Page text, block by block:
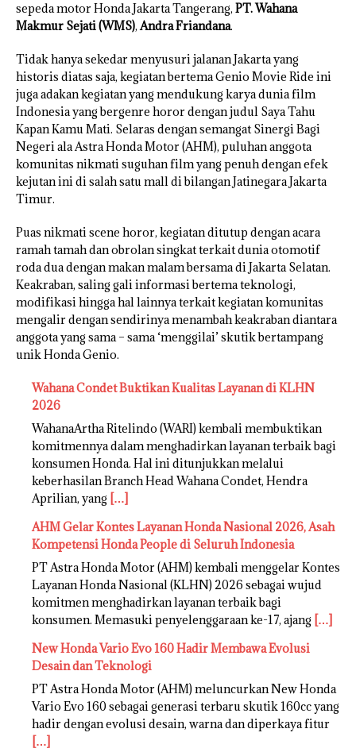
sepeda motor Honda Jakarta Tangerang, PT. Wahana
Makmur Sejati (WMS),Andra Friandana.
Tidak hanya sekedar menyusuri jalanan Jakarta yang
historis diatas saja, kegiatan bertema Genio Movie Ride ini
juga adakan kegiatan yang mendukung karya dunia film
Indonesia yang bergenre horor dengan judul Saya Tahu
Kapan Kamu Mati. Selaras dengan semangat Sinergi Bagi
Negeri ala Astra Honda Motor (AHM), puluhan anggota
komunitas nikmati suguhan film yang penuh dengan efek
kejutan ini di salah satu mall di bilangan Jatinegara Jakarta
Timur.
Puas nikmati scene horor, kegiatan ditutup dengan acara
ramah tamah dan obrolan singkat terkait dunia otomotif
roda dua dengan makan malam bersama di Jakarta Selatan.
Keakraban, saling gali informasi bertema teknologi,
modifikasi hingga hal lainnya terkait kegiatan komunitas
mengalir dengan sendirinya menambah keakraban diantara
anggota yang sama – sama ‘menggilai’ skutik bertampang
unik Honda Genio.
Wahana Condet Buktikan Kualitas Layanan di KLHN
2026
WahanaArtha Ritelindo (WARI) kembali membuktikan
komitmennya dalam menghadirkan layanan terbaik bagi
konsumen Honda. Hal ini ditunjukkan melalui
keberhasilan Branch Head Wahana Condet, Hendra
Aprilian, yang […]
AHM Gelar Kontes Layanan Honda Nasional 2026, Asah
Kompetensi Honda People di Seluruh Indonesia
PT Astra Honda Motor (AHM) kembali menggelar Kontes
Layanan Honda Nasional (KLHN) 2026 sebagai wujud
komitmen menghadirkan layanan terbaik bagi
konsumen. Memasuki penyelenggaraan ke-17, ajang […]
New Honda Vario Evo 160 Hadir Membawa Evolusi
Desain dan Teknologi
PT Astra Honda Motor (AHM) meluncurkan New Honda
Vario Evo 160 sebagai generasi terbaru skutik 160cc yang
hadir dengan evolusi desain, warna dan diperkaya fitur
[…]